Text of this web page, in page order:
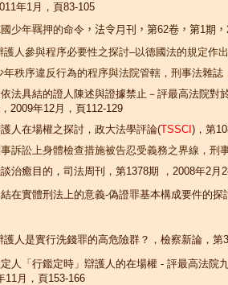
年1月 ，頁83-105
少年羈押的命令 ，法令月刊，第62卷，第1期
護人參與程序必要性之探討–以德國法的規定作
年秩序違反行為的程序與法院管轄 ， 刑事法雜誌
法具結的證人陳述與證據禁止－評最高法院對
2009年12月，頁112-129
人在場權之探討 ，政大法學評論(TSSCI )， 第
訴訟上身體檢查措施被告忍受義務之界線， 刑
治癒目的 ， 司法周刊，第1378期 ， 2008年2月
在實體刑法上的意義-偽證罪基本構成要件的探
護人是實行洗錢罪的高危險群？，檢察新論，第3
人「行鑑定時」辯護人的在場權 - 評最高法院
11月，頁153-166